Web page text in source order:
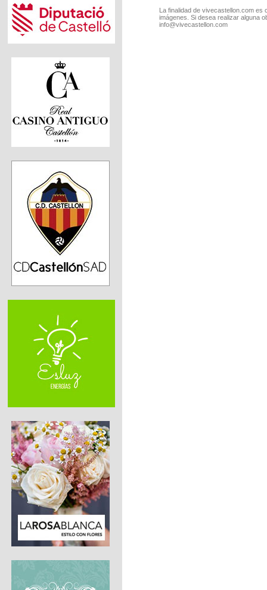
La finalidad de vivecastellon.com
imágenes. Si desea realizar alguna
info@vivecastellon.com